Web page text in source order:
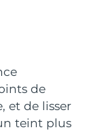
de
et de lisser
teint plus
estimée
estimée8/16/26